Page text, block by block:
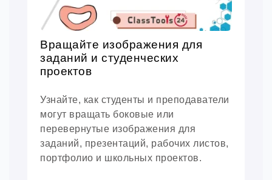
Вращайте изображения для
заданий и студенческих
проектов
Узнайте, как студенты и преподаватели
могут вращать боковые или
перевернутые изображения для
заданий, презентаций, рабочих листов,
портфолио и школьных проектов.